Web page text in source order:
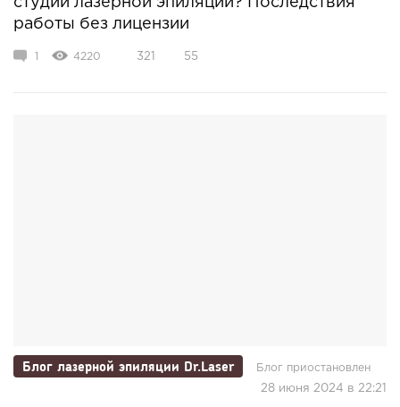
студии лазерной эпиляции? Последствия
работы без лицензии
1 4220 321 55
Блог лазерной эпиляции Dr.Laser Блог приостановлен
28 июня 2024 в 22:21